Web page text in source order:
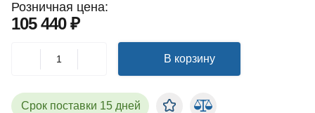
Розничная цена:
105 440 ₽
В корзину
Срок поставки 15 дней